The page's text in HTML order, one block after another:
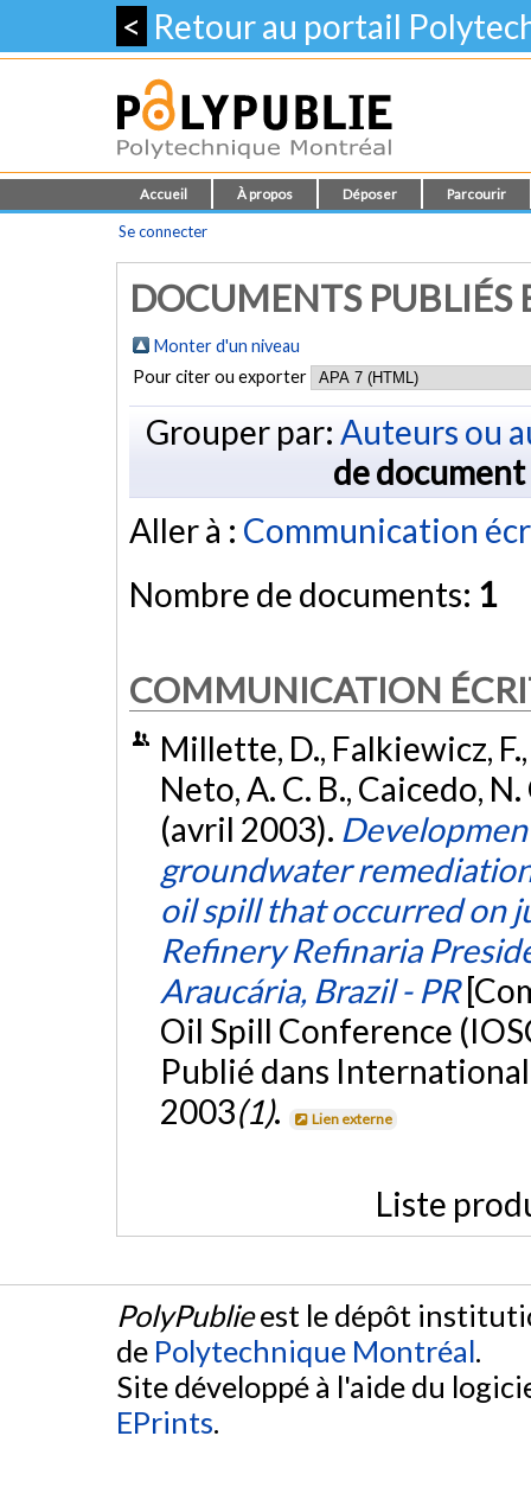
< Retour au portail
Accueil À propos Déposer Parcourir
Se connecter
DOCUMENTS PUBLIÉS
Monter d'un niveau
Pour citer ou exporter
Grouper par: Auteurs ou
de document
Aller à : Communication
Nombre de documents: 1
COMMUNICATION
Millette, D., Falkiewicz, F.,
Neto, A. C. B., Caicedo,
(avril 2003).
groundwater
oil spill that occurred on
Refinery Refinaria
Araucária, Brazil - PR
Oil Spill Conference
Publié dans
2003(1). Lien externe
Liste
PolyPublieest le dépôt
de Polytechnique Montréal.
Site développé à l'aide du
EPrints.